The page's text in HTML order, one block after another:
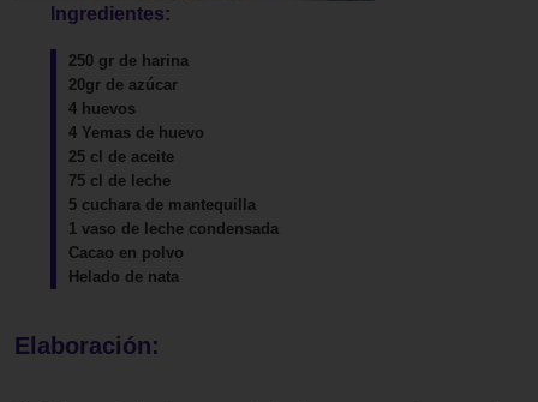
Ingredientes:
250 gr de harina
20gr de azúcar
4 huevos
4 Yemas de huevo
25 cl de aceite
75 cl de leche
5 cuchara de mantequilla
1 vaso de leche condensada
Cacao en polvo
Helado de nata
Elaboración: